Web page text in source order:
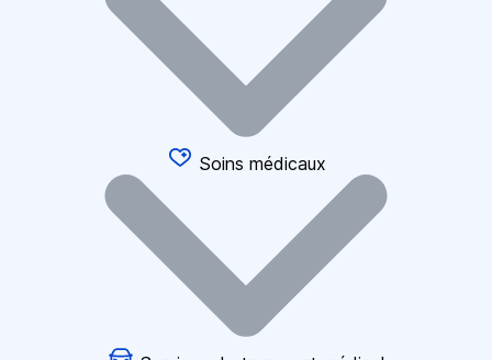
Soins médicaux